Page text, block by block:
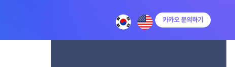
카카오 문의하기